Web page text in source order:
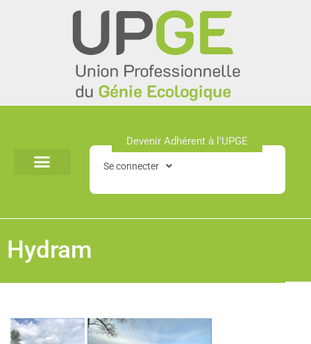
Devenir Adhérent à l'UPGE​
Se connecter
Hydram